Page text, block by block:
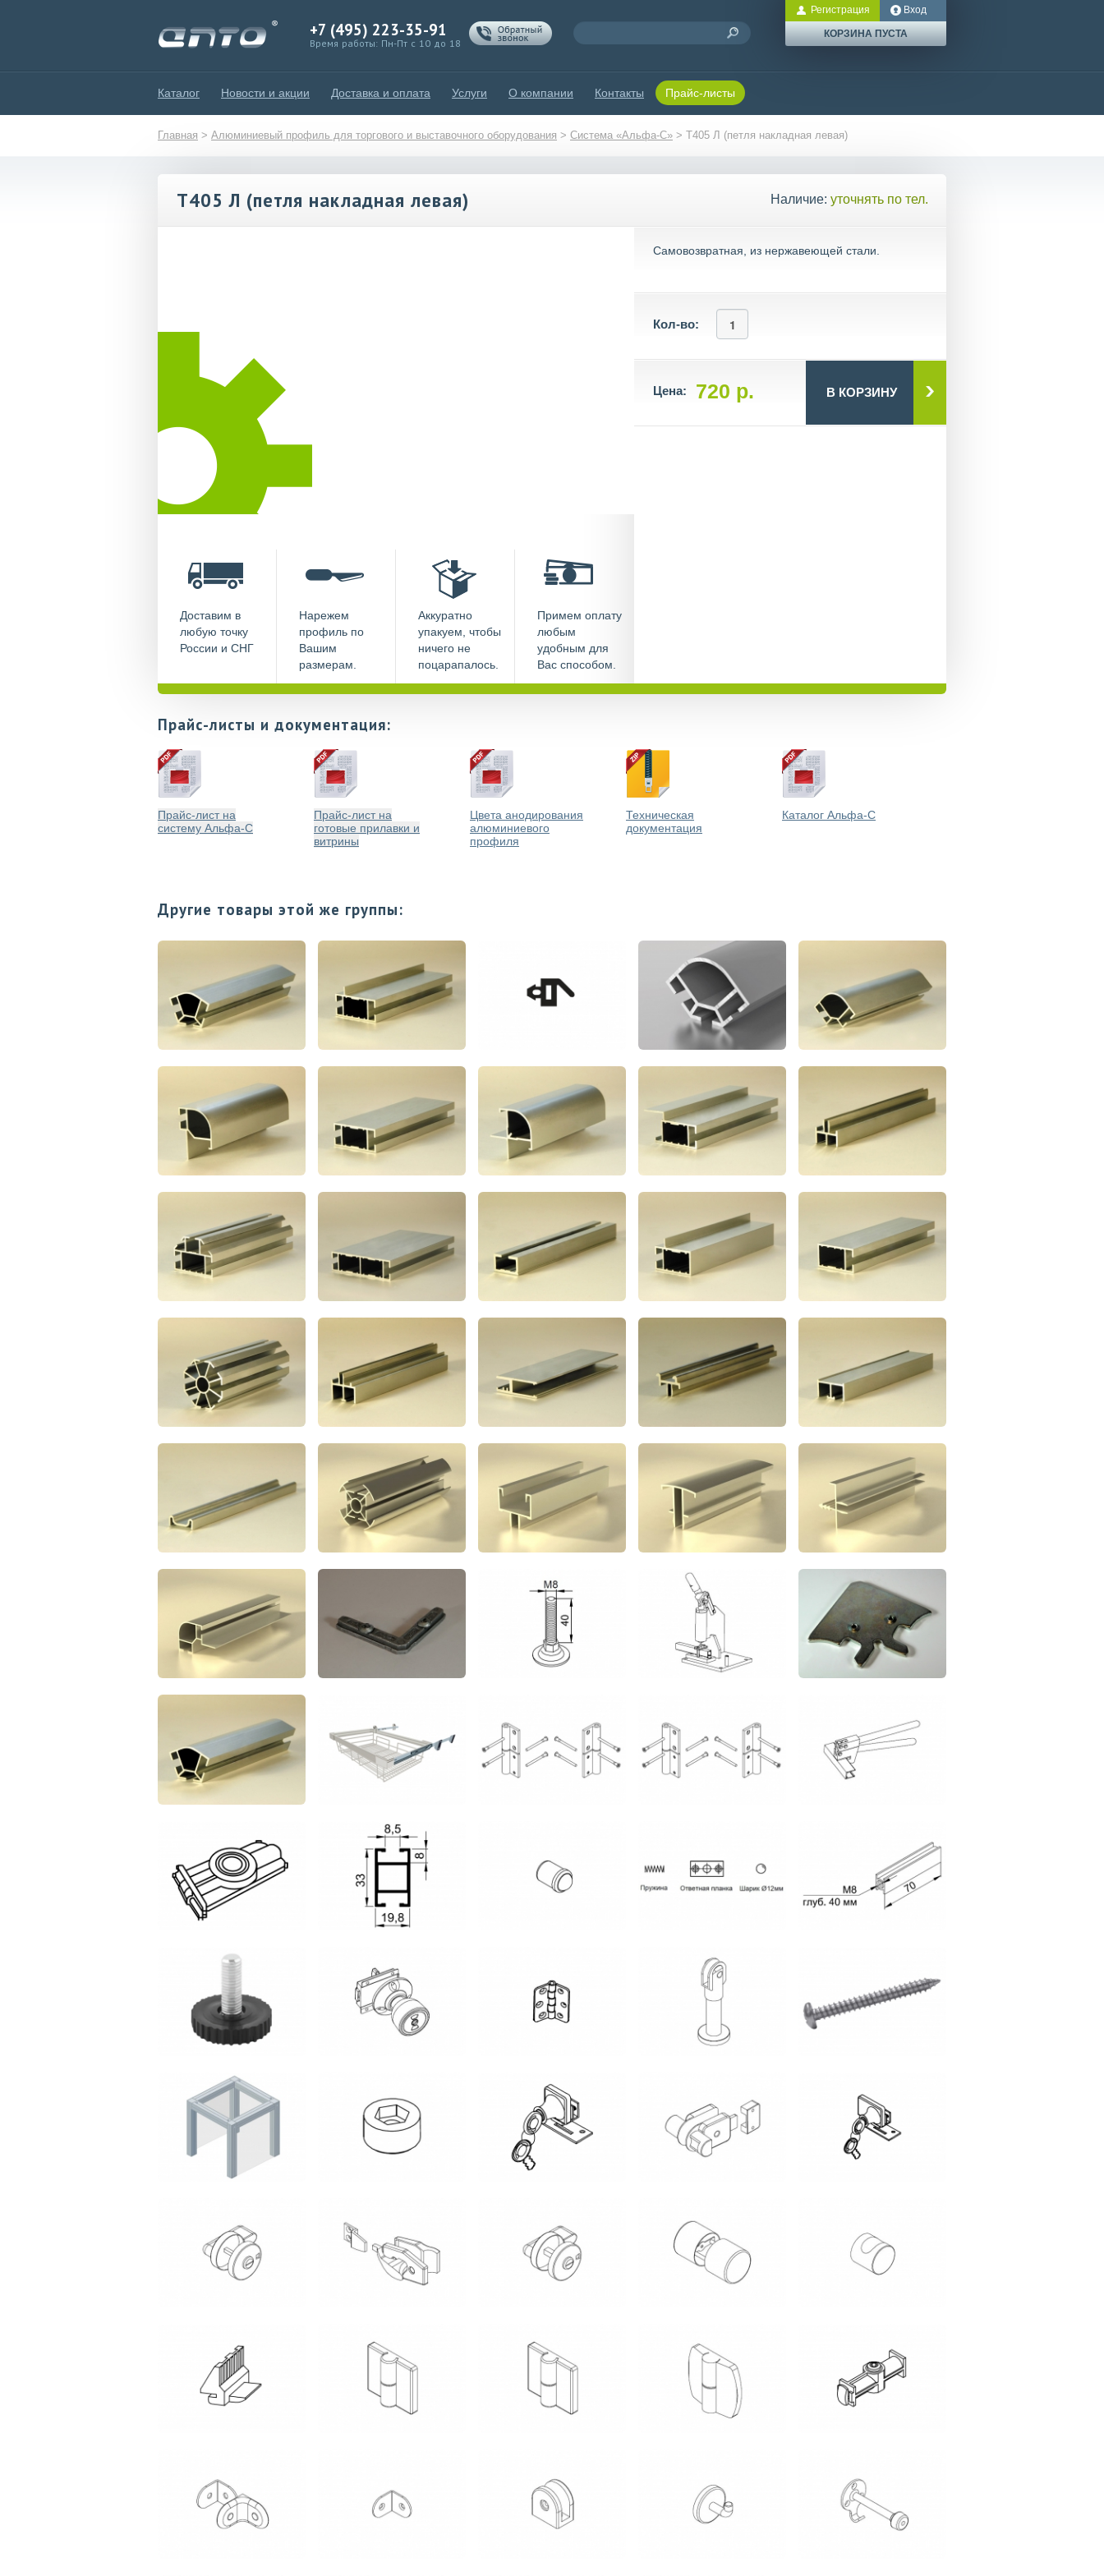
+7 (495) 223-35-91
Время работы: Пн-Пт с 10 до 18
Регистрация Вход
КОРЗИНА ПУСТА
Каталог Новости и акции Доставка и оплата Услуги О компании Контакты Прайс-листы
Главная > Алюминиевый профиль для торгового и выставочного оборудования > Система «Альфа-С» > T405 Л (петля накладная левая)
T405 Л (петля накладная левая) Наличие: уточнять по тел.
Доставим в
любую точку
России и СНГ
Нарежем
профиль по
Вашим
размерам.
Аккуратно
упакуем, чтобы
ничего не
поцарапалось.
Примем оплату
любым
удобным для
Вас способом.
Самовозвратная, из нержавеющей стали.
Кол-во:
Цена: 720 р. В КОРЗИНУ
Прайс-листы и документация:
Прайс-лист на
систему Альфа-С
Прайс-лист на
готовые прилавки и
витрины
Цвета анодирования
алюминиевого
профиля
Техническая
документация
Каталог Альфа-С
Другие товары этой же группы: